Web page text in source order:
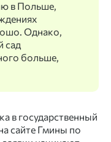
в Польше,
Однако,
сад
больше,
в государственный
сайте Гмины по